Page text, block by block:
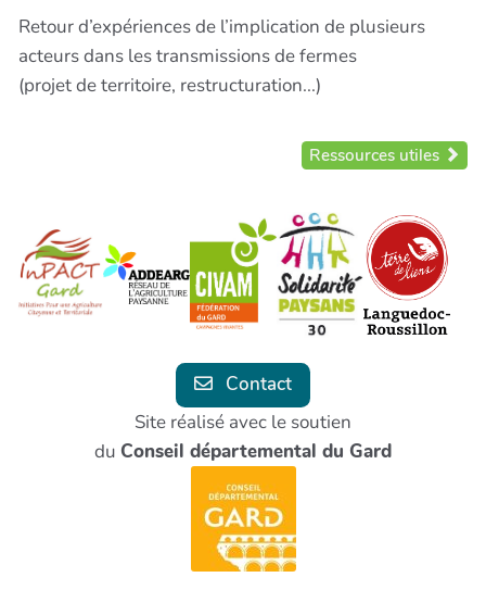
Retour d’expériences de l’implication de plusieurs
acteurs dans les transmissions de fermes
(projet de territoire, restructuration...)
Ressources utiles
Contact
Site réalisé avec le soutien
du Conseil départemental du Gard